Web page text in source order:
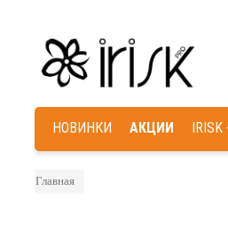
НОВИНКИ АКЦИИ
Главная